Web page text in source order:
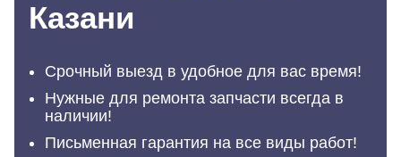
Казани
Срочный выезд в удобное для вас время!
Нужные для ремонта запчасти всегда в
наличии!
Письменная гарантия на все виды работ!